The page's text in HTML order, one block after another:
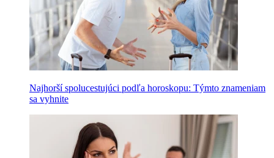
Najhorší spolucestujúci podľa horoskopu: Týmto znameniam
sa vyhnite